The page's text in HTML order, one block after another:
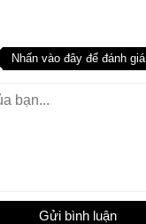
Nhấn vào đây để đánh giá
Gửi bình luận